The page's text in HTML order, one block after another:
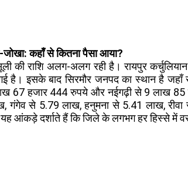
कहाँ से कितना पैसा आया?
की राशि अलग-अलग रही है। रायपुर
है। इसके बाद सिरमौर जनपद का स्थान है
67 हजार 444 रुपये और नईगढ़ी से 9 लाख 85
गंगेव से 5.79 लाख, हनुमना से 5.41 लाख,
आंकड़े दर्शाते हैं कि जिले के लगभग हर हिस्से में